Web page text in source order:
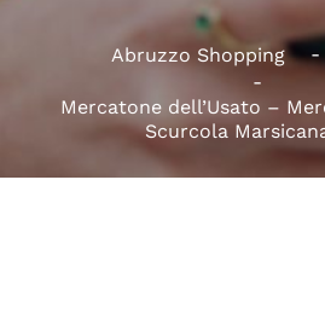
Abruzzo Shopping
Mercatone dell’Usato –
Scurcola